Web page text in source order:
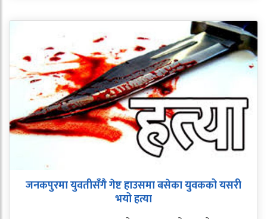
जनकपुरमा युवतीसँगै गेष्ट हाउसमा बसेका युवकको यसरी
भयो हत्या